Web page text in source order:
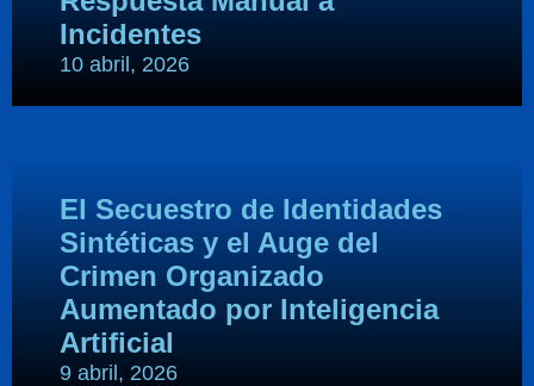
Incidentes
10 abril, 2026
El Secuestro de Identidades
Sintéticas y el Auge del
Crimen Organizado
Aumentado por Inteligencia
Artificial
9 abril, 2026